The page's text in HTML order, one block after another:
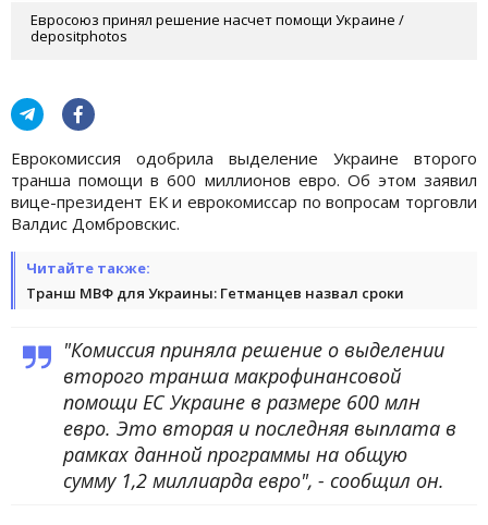
Евросоюз принял решение насчет помощи Украине /
depositphotos
Еврокомиссия одобрила выделение Украине второго
транша помощи в 600 миллионов евро. Об этом заявил
вице-президент ЕК и еврокомиссар по вопросам торговли
Валдис Домбровскис.
Читайте также:
Транш МВФ для Украины: Гетманцев назвал сроки
"Комиссия приняла решение о выделении
второго транша макрофинансовой
помощи ЕС Украине в размере 600 млн
евро. Это вторая и последняя выплата в
рамках данной программы на общую
сумму 1,2 миллиарда евро", - сообщил он.